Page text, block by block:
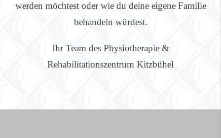
werden möchtest oder wie du deine eigene Familie
behandeln würdest.
Ihr Team des Physiotherapie &
Rehabilitationszentrum Kitzbühel